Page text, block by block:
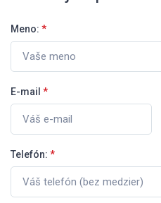
Meno: *
E-mail *
Telefón: *